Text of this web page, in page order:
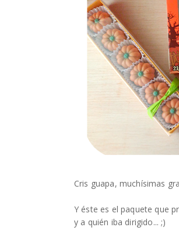
Cris guapa, muchísimas
Y éste es el paquete que
y a quién iba dirigido... ;)